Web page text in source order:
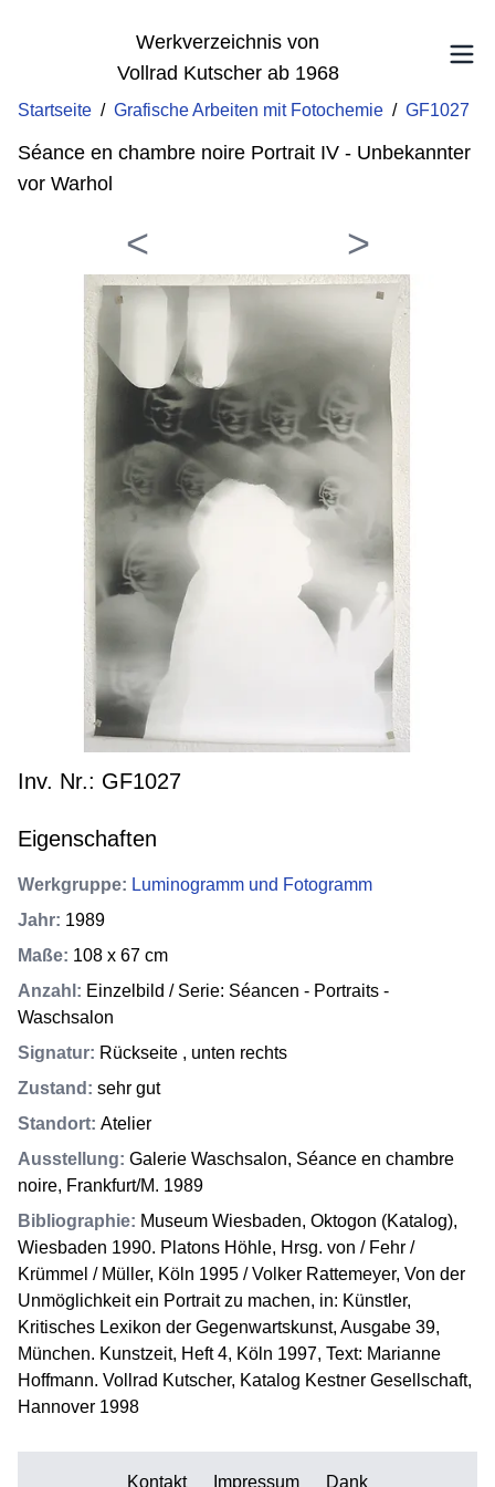
Werkverzeichnis von
Vollrad Kutscher ab 1968
Startseite / Grafische Arbeiten mit Fotochemie / GF1027
Séance en chambre noire Portrait IV - Unbekannter
vor Warhol
Inv. Nr.: GF1027
Eigenschaften
Werkgruppe: Luminogramm und Fotogramm
Jahr: 1989
Maße: 108 x 67 cm
Anzahl : Einzelbild / Serie: Séancen - Portraits -
Waschsalon
Signatur: Rückseite , unten rechts
Zustand : sehr gut
Standort: Atelier
Ausstellung: Galerie Waschsalon, Séance en chambre
noire, Frankfurt/M. 1989
Bibliographie: Museum Wiesbaden, Oktogon (Katalog),
Wiesbaden 1990. Platons Höhle, Hrsg. von / Fehr /
Krümmel / Müller, Köln 1995 / Volker Rattemeyer, Von der
Unmöglichkeit ein Portrait zu machen, in: Künstler,
Kritisches Lexikon der Gegenwartskunst, Ausgabe 39,
München. Kunstzeit, Heft 4, Köln 1997, Text: Marianne
Hoffmann. Vollrad Kutscher, Katalog Kestner Gesellschaft,
Hannover 1998
< >
Kontakt Impressum Dank